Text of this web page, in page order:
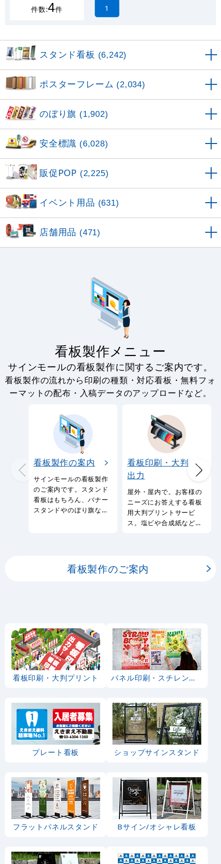
件数:4件 1
スタンド看板 (6,242)
ポスターフレーム (2,034)
のぼり旗 (1,902)
安全標識 (6,028)
販促POP (2,225)
イベント用品 (631)
店舗用品 (471)
看板製作メニュー
サインモールの看板製作に関するご案内です。
看板製作の流れから印刷の種類・対応看板・無料フォ
ーマットの配布・入稿データのアップロードなど。
看板製作の案内
サインモールの看板製作
のご案内です。スタンド
看板はもちろん、バナー
スタンドやのぼり旗など
看板印刷・大判
出力
屋外・屋内で。お客様の
ニーズにお答えする看板
用大判プリントサービ
ス。塩ビや合成紙など看
看板製作のご案内
看板印刷・大判プリント パネル印刷・スチレンボード
プレート看板 ショップサインスタンド
フラットパネルスタンド Bサイン/オシャレ看板